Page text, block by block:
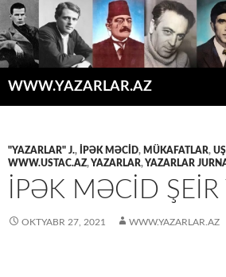
WWW.YAZARLAR.AZ
"YAZARLAR" J., İPƏK MƏCİD, MÜKAFATLAR,
WWW.USTAC.AZ, YAZARLAR, YAZARLAR
İPƏK MƏCİD ŞEİR
OKTYABR 27, 2021 WWW.YAZARLAR.AZ